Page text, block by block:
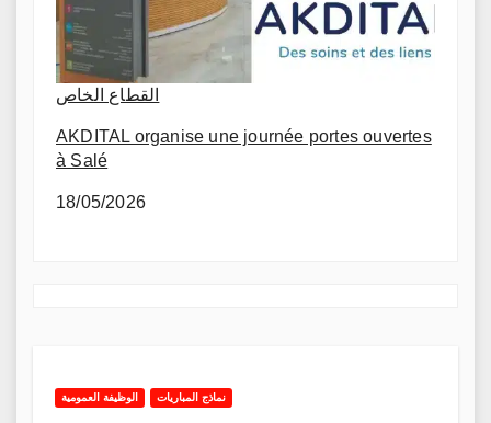
القطاع الخاص
AKDITAL organise une journée portes ouvertes
à Salé
18/05/2026
الوظيفة العمومية نماذج المباريات